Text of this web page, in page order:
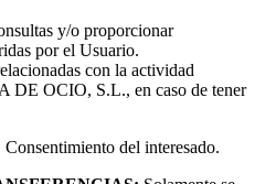
y/o proporcionar
por el Usuario.
con la actividad
DE OCIO, S.L., en caso de tener
Consentimiento del interesado.